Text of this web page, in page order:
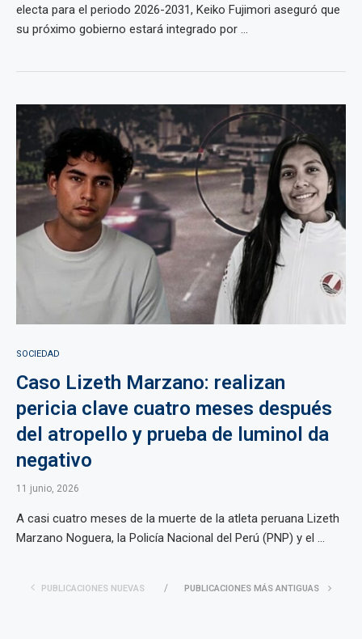
electa para el periodo 2026-2031, Keiko Fujimori aseguró que
su próximo gobierno estará integrado por ...
SOCIEDAD
Caso Lizeth Marzano: realizan
pericia clave cuatro meses después
del atropello y prueba de luminol da
negativo
11 junio, 2026
A casi cuatro meses de la muerte de la atleta peruana Lizeth
Marzano Noguera, la Policía Nacional del Perú (PNP) y el ...
PUBLICACIONES NUEVAS PUBLICACIONES MÁS ANTIGUAS